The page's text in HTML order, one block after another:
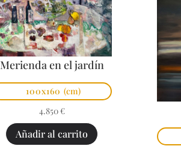
Merienda en el jardín
100x160 (cm)
4.850 €
Añadir al carrito